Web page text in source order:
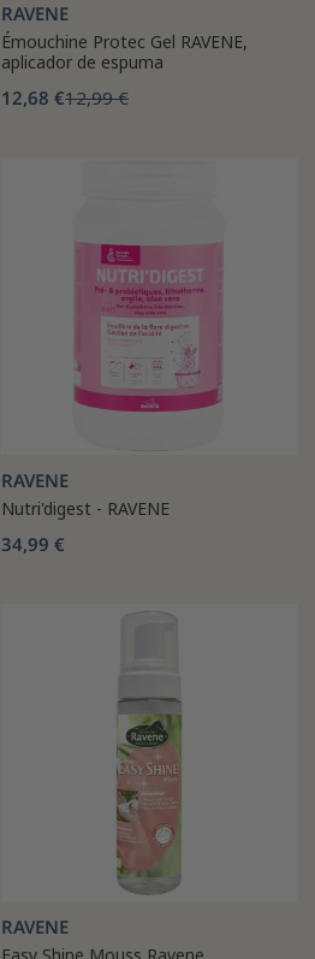
RAVENE
Émouchine Protec Gel RAVENE,
aplicador de espuma
12,68 €12,99 €
RAVENE
Nutri'digest - RAVENE
34,99 €
RAVENE